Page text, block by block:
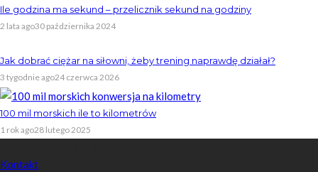
Ile godzina ma sekund – przelicznik sekund na godziny
2 lata ago30 października 2024
Jak dobrać ciężar na siłowni, żeby trening naprawdę działał?
3 tygodnie ago24 czerwca 2026
100 mil morskich ile to kilometrów
1 rok ago28 lutego 2025
Kontakt